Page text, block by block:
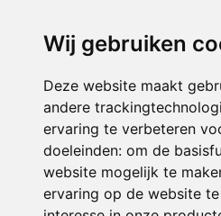
Wij gebruiken
Deze website maakt
andere
ervaring te verbeteren
doeleinden: om de
website mogelijk te
ervaring op de website